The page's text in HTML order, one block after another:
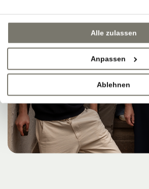
Alle zulassen
Anpassen
Ablehnen